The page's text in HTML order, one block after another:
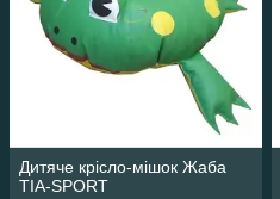
Дитяче крісло-мішок Жаба
TIA-SPORT